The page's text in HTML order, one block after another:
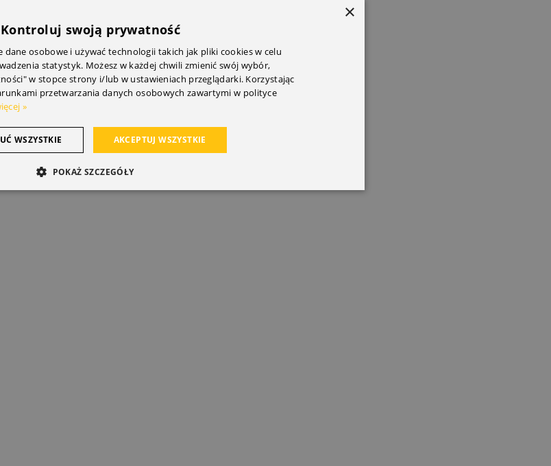
×
Kontroluj swoją prywatność
dane osobowe i używać technologii takich jak pliki cookies w celu
statystyk. Możesz w każdej chwili zmienić swój wybór,
w stopce strony i/lub w ustawieniach przeglądarki. Korzystając
przetwarzania danych osobowych zawartymi w polityce
»
AKCEPTUJ WSZYSTKIE
WSZYSTKIE
POKAŻ SZCZEGÓŁY